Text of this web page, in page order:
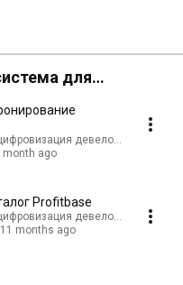
для
девелопмента
month ago
Profitbase
девелопмента
11 months ago